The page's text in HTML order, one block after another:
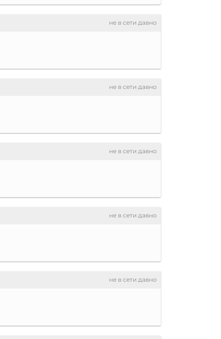
не в сети давно
не в сети давно
не в сети давно
не в сети давно
не в сети давно